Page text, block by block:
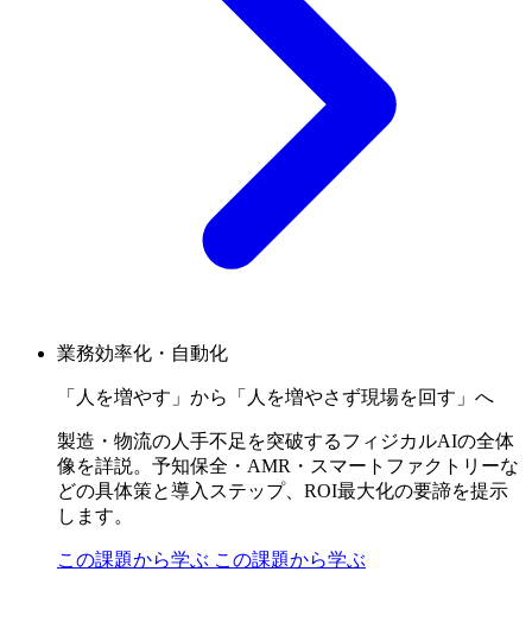
業務効率化・自動化
「人を増やす」から「人を増やさず現場を回す」へ
製造・物流の人手不足を突破するフィジカルAIの全体
像を詳説。予知保全・AMR・スマートファクトリーな
どの具体策と導入ステップ、ROI最大化の要諦を提示
します。
この課題から学ぶ この課題から学ぶ